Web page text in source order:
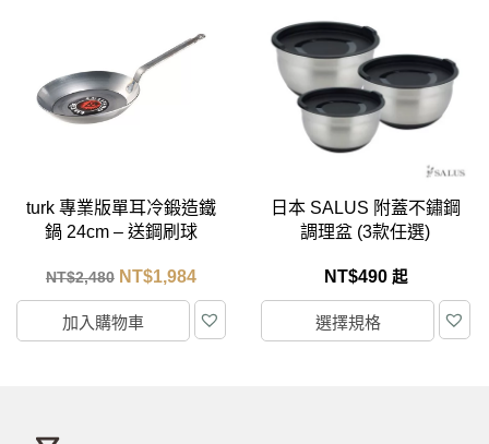
日本 SALUS 附蓋不鏽鋼
調理盆 (3款任選)
NT$490起
選擇規格
日本製 SALUS 醬料鍋
10cm
NT$950
加入購物車